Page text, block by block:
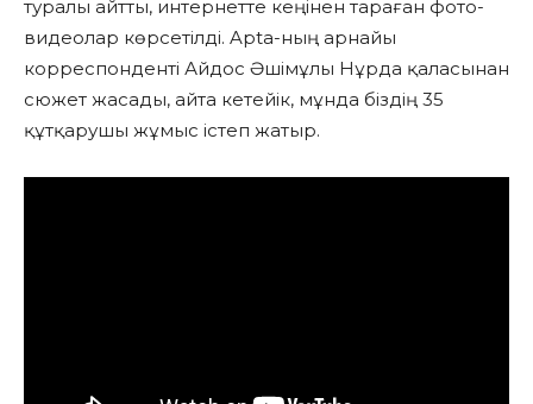
туралы айтты, интернетте кеңінен тараған фото-
видеолар көрсетілді. Apta-ның арнайы
корреспонденті Айдос Әшімұлы Нұрда қаласынан
сюжет жасады, айта кетейік, мұнда біздің 35
құтқарушы жұмыс істеп жатыр.